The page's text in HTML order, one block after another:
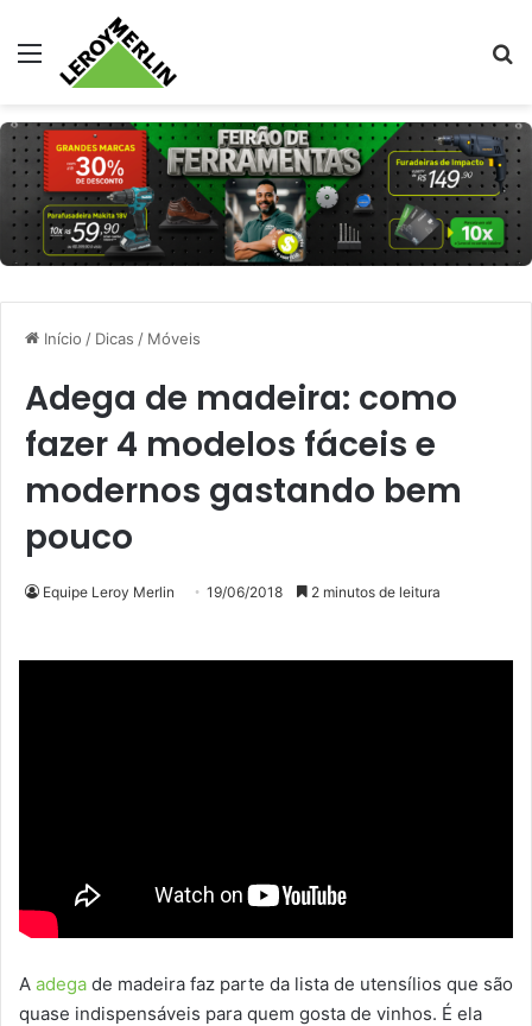
Menu
Início / Dicas / Móveis
Adega de madeira: como
fazer 4 modelos fáceis e
modernos gastando bem
pouco
Equipe Leroy Merlin 19/06/2018 2 minutos de leitura
A adega de madeira faz parte da lista de utensílios que são
quase indispensáveis para quem gosta de vinhos. É ela